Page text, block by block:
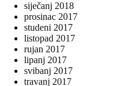
siječanj 2018
prosinac 2017
studeni 2017
listopad 2017
rujan 2017
lipanj 2017
svibanj 2017
travanj 2017